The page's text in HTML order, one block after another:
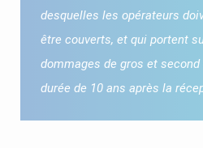
desquelles les opérateurs
être couverts, et qui portent
dommages de gros et
durée de 10 ans après la